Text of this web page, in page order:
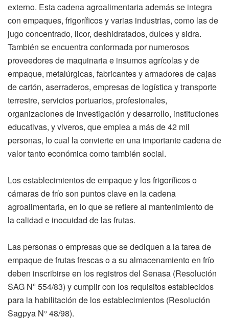
externo. Esta cadena agroalimentaria además se integra
con empaques, frigoríficos y varias industrias, como las de
jugo concentrado, licor, deshidratados, dulces y sidra.
También se encuentra conformada por numerosos
proveedores de maquinaria e insumos agrícolas y de
empaque, metalúrgicas, fabricantes y armadores de cajas
de cartón, aserraderos, empresas de logística y transporte
terrestre, servicios portuarios, profesionales,
organizaciones de investigación y desarrollo, instituciones
educativas, y viveros, que emplea a más de 42 mil
personas, lo cual la convierte en una importante cadena de
valor tanto económica como también social.
Los establecimientos de empaque y los frigoríficos o
cámaras de frío son puntos clave en la cadena
agroalimentaria, en lo que se refiere al mantenimiento de
la calidad e inocuidad de las frutas.
Las personas o empresas que se dediquen a la tarea de
empaque de frutas frescas o a su almacenamiento en frío
deben inscribirse en los registros del Senasa (Resolución
SAG Nº 554/83) y cumplir con los requisitos establecidos
para la habilitación de los establecimientos (Resolución
Sagpya N° 48/98).